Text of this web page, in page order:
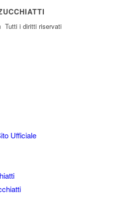
Tutti i diritti riservati
Ufficiale